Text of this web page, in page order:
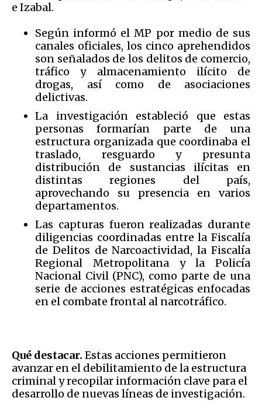
e Izabal.
Según informó el MP por medio de sus
canales oficiales, los cinco aprehendidos
son señalados de los delitos de comercio,
tráfico y almacenamiento ilícito de
drogas, así como de asociaciones
delictivas.
La investigación estableció que estas
personas formarían parte de una
estructura organizada que coordinaba el
traslado, resguardo y presunta
distribución de sustancias ilícitas en
distintas regiones del país,
aprovechando su presencia en varios
departamentos.
Las capturas fueron realizadas durante
diligencias coordinadas entre la Fiscalía
de Delitos de Narcoactividad, la Fiscalía
Regional Metropolitana y la Policía
Nacional Civil (PNC), como parte de una
serie de acciones estratégicas enfocadas
en el combate frontal al narcotráfico.
Qué destacar. Estas acciones permitieron
avanzar en el debilitamiento de la estructura
criminal y recopilar información clave para el
desarrollo de nuevas líneas de investigación.